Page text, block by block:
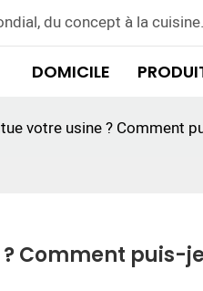
du concept à la cuisine.
DOMICILE
votre usine ? Comment
Comment puis-